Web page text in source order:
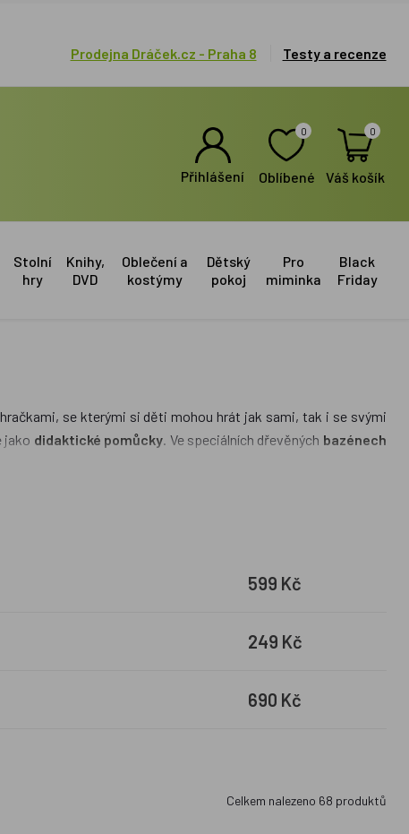
Prodejna Dráček.cz - Praha 8 Testy a recenze
Přihlášení
0
Oblíbené
0
Váš košík
Stolní
hry
Knihy,
DVD
Oblečení a
kostýmy
Dětský
pokoj
Pro
miminka
Black
Friday
se kterými si děti mohou hrát jak sami, tak i se svými
jako didaktické pomůcky. Ve speciálních dřevěných bazénech
599 Kč
249 Kč
690 Kč
Celkem nalezeno 68 produktů